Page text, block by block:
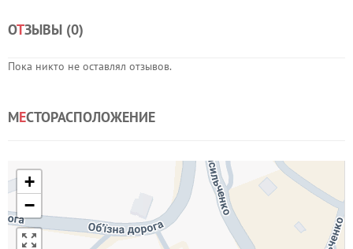
ОТЗЫВЫ (0)
Пока никто не оставлял отзывов.
МЕСТОРАСПОЛОЖЕНИЕ
+
−